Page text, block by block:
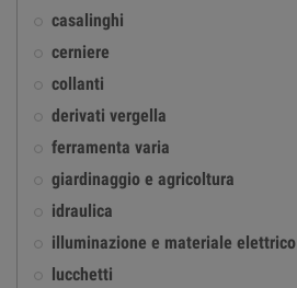
casalinghi
cerniere
collanti
derivati vergella
ferramenta varia
giardinaggio e agricoltura
idraulica
illuminazione e materiale elettrico
lucchetti